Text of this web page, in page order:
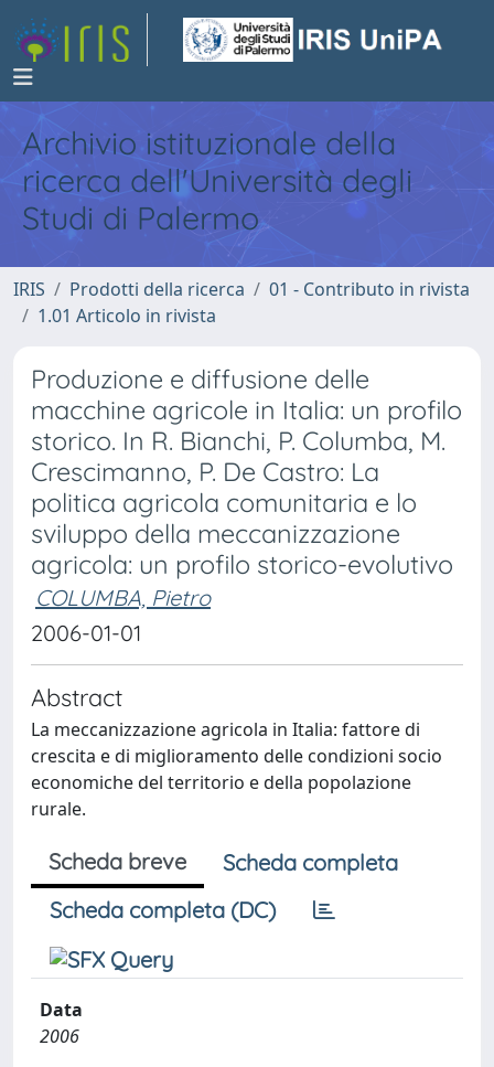
Archivio istituzionale della
ricerca dell'Università degli
Studi di Palermo
IRIS Prodotti della ricerca
01 - Contributo in rivista
1.01 Articolo in rivista
Produzione e diffusione delle
macchine agricole in Italia: un profilo
storico. In R. Bianchi, P. Columba, M.
Crescimanno, P. De Castro: La
politica agricola comunitaria e lo
sviluppo della meccanizzazione
agricola: un profilo storico-evolutivo
COLUMBA, Pietro
2006-01-01
Abstract
La meccanizzazione agricola in Italia: fattore di
crescita e di miglioramento delle condizioni socio
economiche del territorio e della popolazione
rurale.
Scheda breve
Scheda completa
Scheda completa (DC)
Data
2006